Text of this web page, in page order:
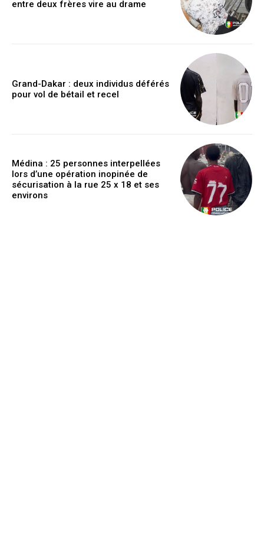
entre deux frères vire au drame
Grand-Dakar : deux individus déférés
pour vol de bétail et recel
Médina : 25 personnes interpellées
lors d’une opération inopinée de
sécurisation à la rue 25 x 18 et ses
environs